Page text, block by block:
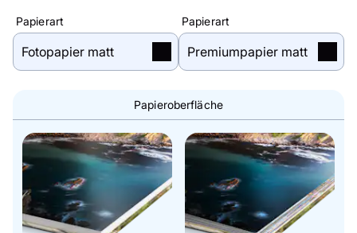
Papierart Papierart
Papieroberfläche